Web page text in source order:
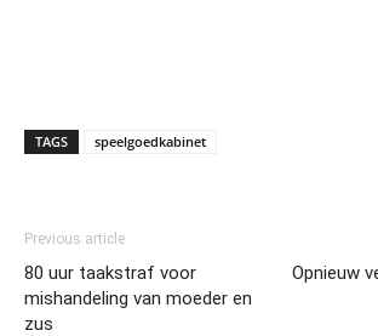
TAGS speelgoedkabinet
Previous article
80 uur taakstraf voor
mishandeling van moeder en
zus
Opnieuw